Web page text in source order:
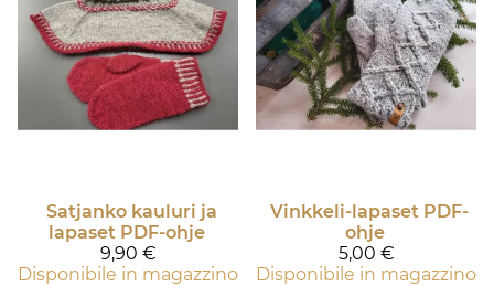
Satjanko kauluri ja
lapaset PDF-ohje
9,90 €
Disponibile in magazzino
Vinkkeli-lapaset PDF-
ohje
5,00 €
Disponibile in magazzino